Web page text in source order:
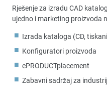
Rješenje za izradu CAD
ujedno i marketing proizvoda
Izrada kataloga (CD,
Konfiguratori proizvoda
ePRODUCTplacement
Zabavni sadržaj za